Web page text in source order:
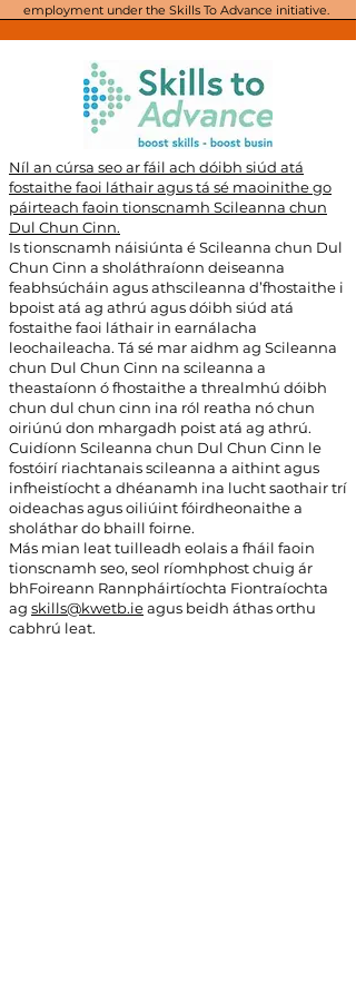
employment under the Skills To Advance initiative.
Níl an cúrsa seo ar fáil ach dóibh siúd atá
fostaithe faoi láthair agus tá sé maoinithe go
páirteach faoin tionscnamh Scileanna chun
Dul Chun Cinn.
Is tionscnamh náisiúnta é Scileanna chun Dul
Chun Cinn a sholáthraíonn deiseanna
feabhsúcháin agus athscileanna d’fhostaithe i
bpoist atá ag athrú agus dóibh siúd atá
fostaithe faoi láthair in earnálacha
leochaileacha. Tá sé mar aidhm ag Scileanna
chun Dul Chun Cinn na scileanna a
theastaíonn ó fhostaithe a threalmhú dóibh
chun dul chun cinn ina ról reatha nó chun
oiriúnú don mhargadh poist atá ag athrú.
Cuidíonn Scileanna chun Dul Chun Cinn le
fostóirí riachtanais scileanna a aithint agus
infheistíocht a dhéanamh ina lucht saothair trí
oideachas agus oiliúint fóirdheonaithe a
sholáthar do bhaill foirne.
Más mian leat tuilleadh eolais a fháil faoin
tionscnamh seo, seol ríomhphost chuig ár
bhFoireann Rannpháirtíochta Fiontraíochta
ag skills@kwetb.ieagus beidh áthas orthu
cabhrú leat.